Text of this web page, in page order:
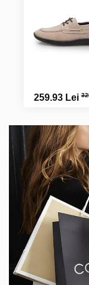
259.93 Lei